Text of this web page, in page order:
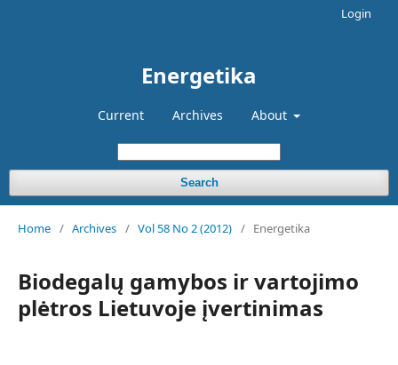
Energetika
Current Archives About
Search
Login
Home / Archives / Vol 58 No 2 (2012) / Energetika
Biodegalų gamybos ir vartojimo
plėtros Lietuvoje įvertinimas